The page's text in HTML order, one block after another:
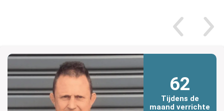
62
Tijdens de
maand verrichte